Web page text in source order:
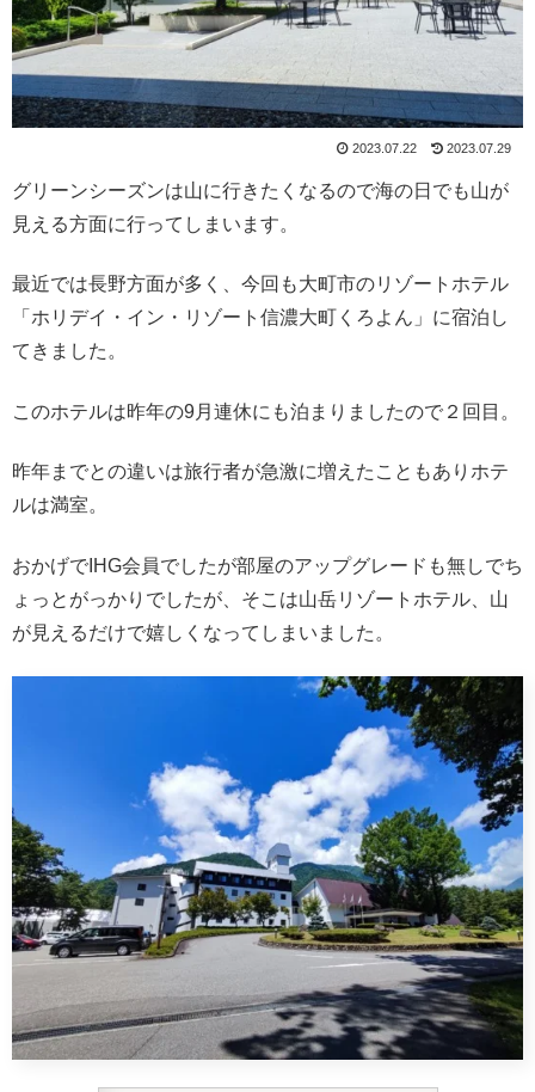
2023.07.22 2023.07.29
グリーンシーズンは山に行きたくなるので海の日でも山が
見える方面に行ってしまいます。
最近では長野方面が多く、今回も大町市のリゾートホテル
「ホリデイ・イン・リゾート信濃大町くろよん」に宿泊し
てきました。
このホテルは昨年の9月連休にも泊まりましたので２回目。
昨年までとの違いは旅行者が急激に増えたこともありホテ
ルは満室。
おかげでIHG会員でしたが部屋のアップグレードも無しでち
ょっとがっかりでしたが、そこは山岳リゾートホテル、山
が見えるだけで嬉しくなってしまいました。